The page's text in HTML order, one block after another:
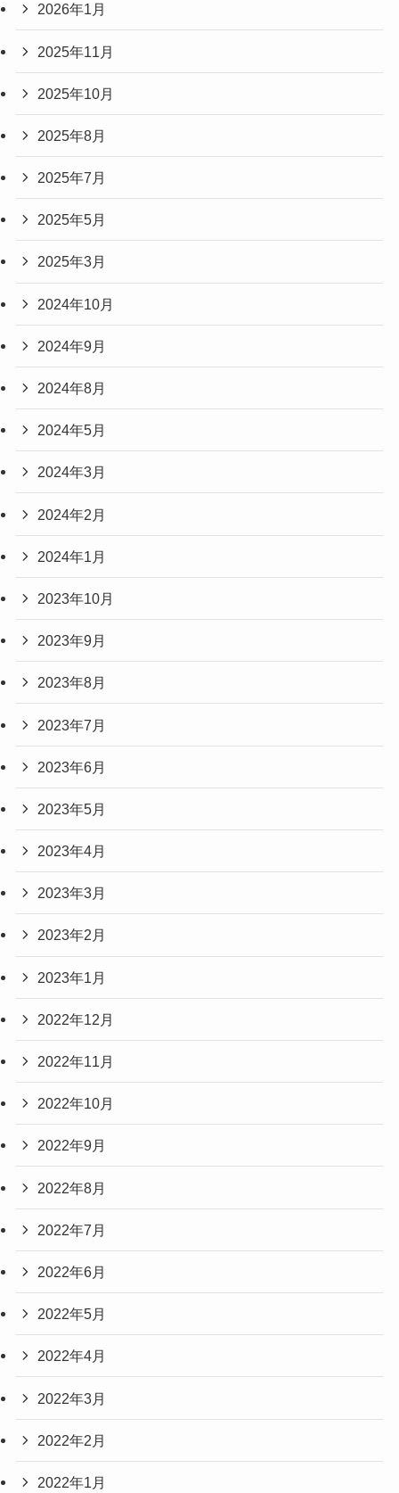
2026年1月
2025年11月
2025年10月
2025年8月
2025年7月
2025年5月
2025年3月
2024年10月
2024年9月
2024年8月
2024年5月
2024年3月
2024年2月
2024年1月
2023年10月
2023年9月
2023年8月
2023年7月
2023年6月
2023年5月
2023年4月
2023年3月
2023年2月
2023年1月
2022年12月
2022年11月
2022年10月
2022年9月
2022年8月
2022年7月
2022年6月
2022年5月
2022年4月
2022年3月
2022年2月
2022年1月